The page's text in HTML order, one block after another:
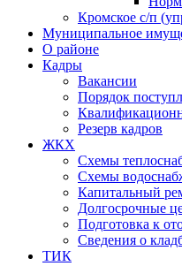
Кромское с/п
Муниципальное
О районе
Кадры
Вакансии
Порядок
Резерв кадров
ЖКХ
Схемы
Схемы
Капитальный
Долгосрочные
Подготовка к
Сведения о
ТИК